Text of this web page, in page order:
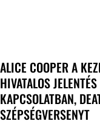
ALICE COOPER A
HIVATALOS
KAPCSOLATBAN,
SZÉPSÉGVERSENYT